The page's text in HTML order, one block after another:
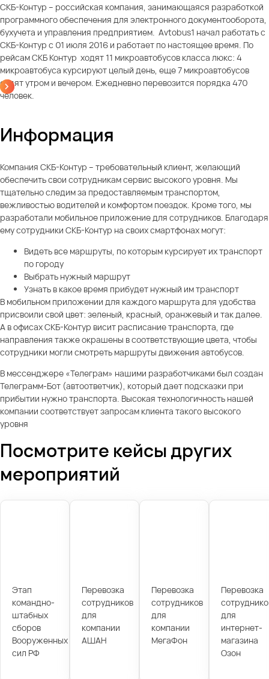
СКБ-Контур – российская компания, занимающаяся разработкой
программного обеспечения для электронного документооборота,
бухучета и управления предприятием. Avtobus1 начал работать с
СКБ-Контур с 01 июля 2016 и работает по настоящее время. По
рейсам СКБ Контур ходят 11 микроавтобусов класса люкс: 4
микроавтобуса курсируют целый день, еще 7 микроавтобусов
ездят утром и вечером. Ежедневно перевозится порядка 470
человек.
Информация
Компания СКБ-Контур – требовательный клиент, желающий
обеспечить свои сотрудникам сервис высокого уровня. Мы
тщательно следим за предоставляемым транспортом,
вежливостью водителей и комфортом поездок. Кроме того, мы
разработали мобильное приложение для сотрудников. Благодаря
ему сотрудники СКБ-Контур на своих смартфонах могут:
Видеть все маршруты, по которым курсирует их транспорт
по городу
Выбрать нужный маршрут
Узнать в какое время прибудет нужный им транспорт
В мобильном приложении для каждого маршрута для удобства
присвоили свой цвет: зеленый, красный, оранжевый и так далее.
А в офисах СКБ-Контур висит расписание транспорта, где
направления также окрашены в соответствующие цвета, чтобы
сотрудники могли смотреть маршруты движения автобусов.
В мессенджере «Телеграм» нашими разработчиками был создан
Телеграмм-Бот (автоответчик), который дает подсказки при
прибытии нужно транспорта. Высокая технологичность нашей
компании соответствует запросам клиента такого высокого
уровня
Посмотрите кейсы других
мероприятий
Этап
командно-
штабных
сборов
Вооруженных
сил РФ
Перевозка
сотрудников
для
компании
АШАН
Перевозка
сотрудников
для
компании
МегаФон
Перевозка
для
интернет-
магазина
Озон